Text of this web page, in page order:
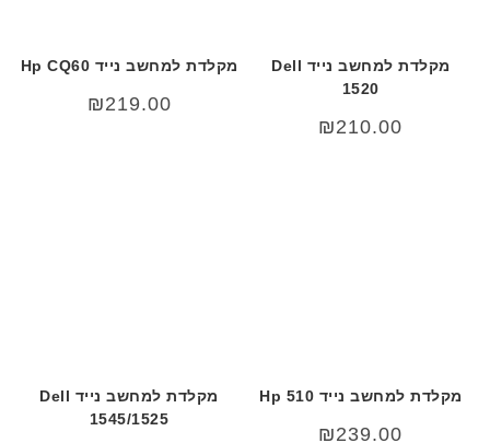
מקלדת למחשב נייד Dell
1520
₪210.00
מקלדת למחשב נייד Hp CQ60
₪219.00
מקלדת למחשב נייד Hp 510
₪239.00
מקלדת למחשב נייד Dell
1545/1525